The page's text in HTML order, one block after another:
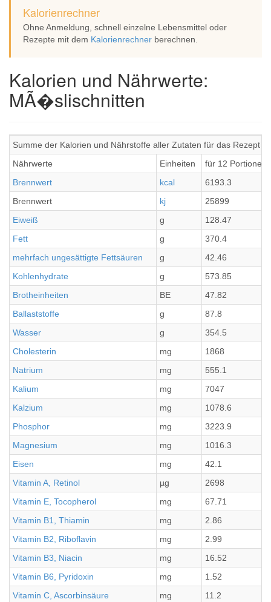
Kalorienrechner
Ohne Anmeldung, schnell einzelne Lebensmittel oder
Rezepte mit dem Kalorienrechner berechnen.
Kalorien und Nährwerte:
MÃ�slischnitten
Summe der Kalorien und Nährstoffe aller Zutaten für das Rezept
Nährwerte
Einheiten
für 12 Portionen
Brennwert
kcal
6193.3
Brennwert
kj
25899
Eiweiß
g
128.47
Fett
g
370.4
mehrfach ungesättigte Fettsäuren
g
42.46
Kohlenhydrate
g
573.85
Brotheinheiten
BE
47.82
Ballaststoffe
g
87.8
Wasser
g
354.5
Cholesterin
mg
1868
Natrium
mg
555.1
Kalium
mg
7047
Kalzium
mg
1078.6
Phosphor
mg
3223.9
Magnesium
mg
1016.3
Eisen
mg
42.1
Vitamin A, Retinol
µg
2698
Vitamin E, Tocopherol
mg
67.71
Vitamin B1, Thiamin
mg
2.86
Vitamin B2, Riboflavin
mg
2.99
Vitamin B3, Niacin
mg
16.52
Vitamin B6, Pyridoxin
mg
1.52
Vitamin C, Ascorbinsäure
mg 11.2